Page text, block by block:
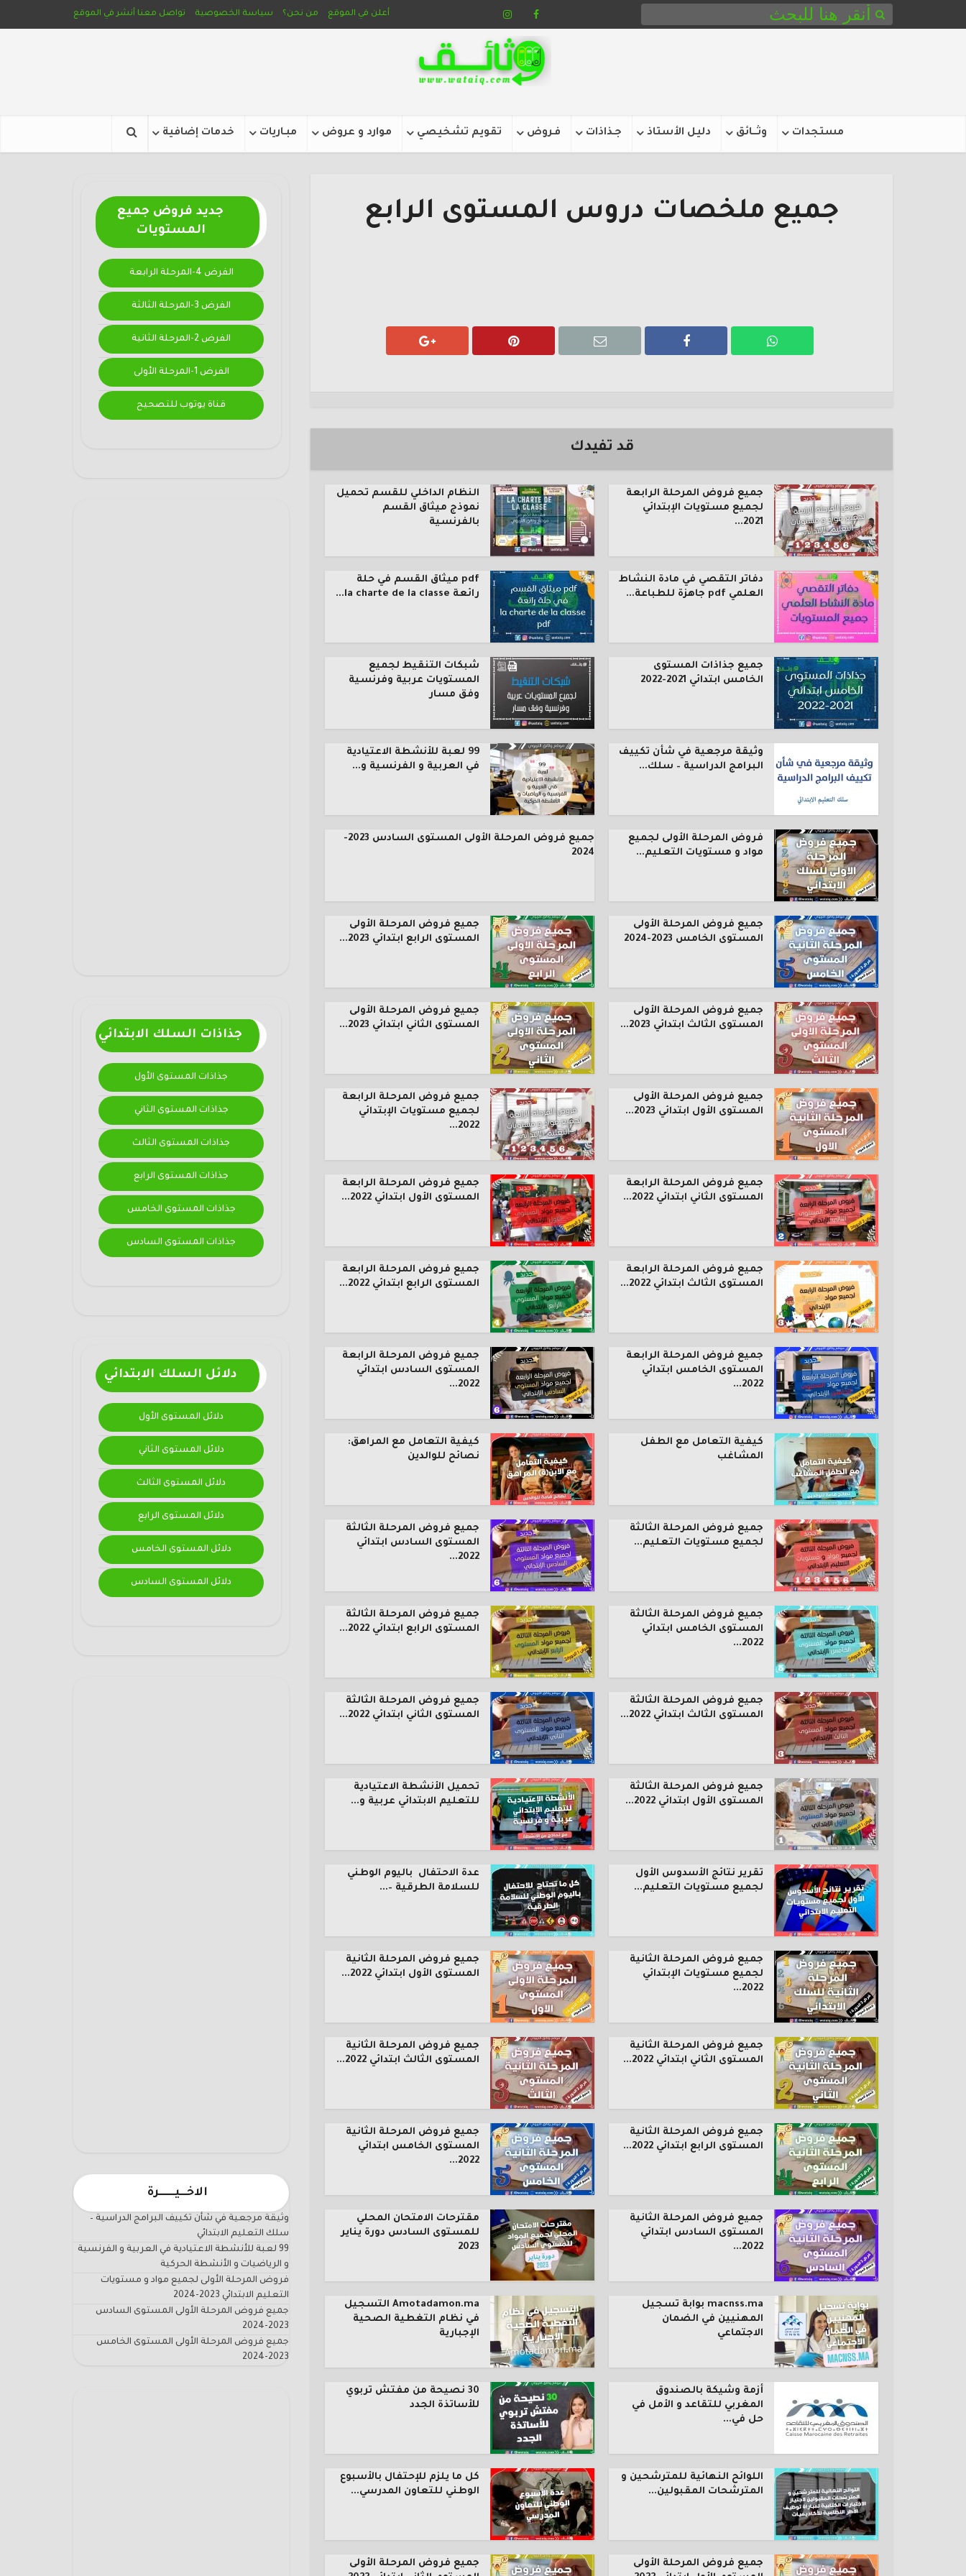
أعلن في الموقع من نحن؟ سياسة الخصوصية تواصل معنا أنشر في الموقع
مستجدات وثـــائق دليل الأستاذ جـذاذات فـروض تقويم تشخيصي موارد و عروض مبـاريات خدمات إضافية
جديد فروض جميع
المستويات
الفرض 4-المرحلة الرابعة
الفرض 3-المرحلة الثالثة
الفرض 2-المرحلة الثانية
الفرض 1-المرحلة الأولى
قناة يوتوب للتصحيح
جذاذات السلك الابتدائي
جذاذات المستوى الأول
جذاذات المستوى الثاني
جذاذات المستوى الثالث
جذاذات المستوى الرابع
جذاذات المستوى الخامس
جذاذات المستوى السادس
دلائل السلك الابتدائي
دلائل المستوى الأول
دلائل المستوى الثاني
دلائل المستوى الثالث
دلائل المستوى الرابع
دلائل المستوى الخامس
دلائل المستوى السادس
الاخـــيـــــــرة
وثيقة مرجعية في شأن تكييف البرامج الدراسية –
سلك التعليم الابتدائي
99 لعبة للأنشطة الاعتيادية في العربية و الفرنسية
و الرياضيات و الأنشطة الحركية
فروض المرحلة الأولى لجميع مواد و مستويات
التعليم الابتدائي 2023-2024
جميع فروض المرحلة الأولى المستوى السادس
2023-2024
جميع فروض المرحلة الأولى المستوى الخامس
2023-2024
جميع ملخصات دروس المستوى الرابع
قد تفيدك
جميع فروض المرحلة الرابعة
لجميع مستويات الإبتدائي
2021...
النظام الداخلي للقسم تحميل
نموذج ميثاق القسم
بالفرنسية
دفاتر التقصي في مادة النشاط
العلمي pdf جاهزة للطباعة...
pdf ميثاق القسم في حلة
رائعة la charte de la classe...
جميع جذاذات المستوى
الخامس ابتدائي 2021-2022
شبكات التنقيط لجميع
المستويات عربية وفرنسية
وفق مسار
وثيقة مرجعية في شأن تكييف
البرامج الدراسية – سلك...
99 لعبة للأنشطة الاعتيادية
في العربية و الفرنسية و...
فروض المرحلة الأولى لجميع
مواد و مستويات التعليم...
جميع فروض المرحلة الأولى المستوى السادس 2023-
2024
جميع فروض المرحلة الأولى
المستوى الخامس 2023-2024
جميع فروض المرحلة الأولى
المستوى الرابع ابتدائي 2023...
جميع فروض المرحلة الأولى
المستوى الثالث ابتدائي 2023...
جميع فروض المرحلة الأولى
المستوى الثاني ابتدائي 2023...
جميع فروض المرحلة الأولى
المستوى الأول ابتدائي 2023...
جميع فروض المرحلة الرابعة
لجميع مستويات الإبتدائي
2022...
جميع فروض المرحلة الرابعة
المستوى الثاني ابتدائي 2022...
جميع فروض المرحلة الرابعة
المستوى الأول ابتدائي 2022...
جميع فروض المرحلة الرابعة
المستوى الثالث ابتدائي 2022...
جميع فروض المرحلة الرابعة
المستوى الرابع ابتدائي 2022...
جميع فروض المرحلة الرابعة
المستوى الخامس ابتدائي
2022...
جميع فروض المرحلة الرابعة
المستوى السادس ابتدائي
2022...
كيفية التعامل مع الطفل
المشاغب
كيفية التعامل مع المراهق:
نصائح للوالدين
جميع فروض المرحلة الثالثة
لجميع مستويات التعليم...
جميع فروض المرحلة الثالثة
المستوى السادس ابتدائي
2022...
جميع فروض المرحلة الثالثة
المستوى الخامس ابتدائي
2022...
جميع فروض المرحلة الثالثة
المستوى الرابع ابتدائي 2022...
جميع فروض المرحلة الثالثة
المستوى الثالث ابتدائي 2022...
جميع فروض المرحلة الثالثة
المستوى الثاني ابتدائي 2022...
جميع فروض المرحلة الثالثة
المستوى الأول ابتدائي 2022...
تحميل الأنشطة الاعتيادية
للتعليم الابتدائي عربية و...
تقرير نتائج الأسدوس الأول
لجميع مستويات التعليم...
عدة الاحتفال باليوم الوطني
للسلامة الطرقية –...
جميع فروض المرحلة الثانية
لجميع مستويات الإبتدائي
2022...
جميع فروض المرحلة الثانية
المستوى الأول ابتدائي 2022...
جميع فروض المرحلة الثانية
المستوى الثاني ابتدائي 2022...
جميع فروض المرحلة الثانية
المستوى الثالث ابتدائي 2022...
جميع فروض المرحلة الثانية
المستوى الرابع ابتدائي 2022...
جميع فروض المرحلة الثانية
المستوى الخامس ابتدائي
2022...
جميع فروض المرحلة الثانية
المستوى السادس ابتدائي
2022...
مقترحات الامتحان المحلي
للمستوى السادس دورة يناير
2023
macnss.ma بوابة تسجيل
المهنيين في الضمان
الاجتماعي
Amotadamon.ma التسجيل
في نظام التغطية الصحية
الإجبارية
أزمة وشيكة بالصندوق
المغربي للتقاعد و الأمل في
حل في...
30 نصيحة من مفتش تربوي
للأساتذة الجدد
اللوائح النهائية للمترشحين و
المترشحات المقبولين...
كل ما يلزم للإحتفال بالأسبوع
الوطني للتعاون المدرسي...
جميع فروض المرحلة الأولى
جميع فروض المرحلة الأولى